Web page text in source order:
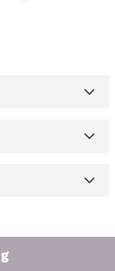
for rask og enkel
LCG797-1
salgsforpakning)